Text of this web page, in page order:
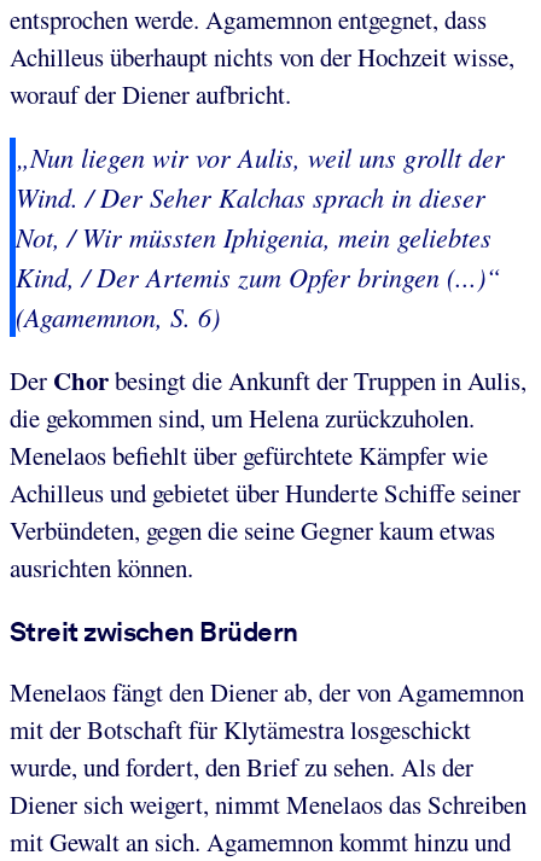
entsprochen werde. Agamemnon entgegnet, dass
Achilleus überhaupt nichts von der Hochzeit wisse,
worauf der Diener aufbricht.
„Nun liegen wir vor Aulis, weil uns grollt der
Wind. / Der Seher Kalchas sprach in dieser
Not, / Wir müssten Iphigenia, mein geliebtes
Kind, / Der Artemis zum Opfer bringen (...)“
(Agamemnon, S. 6)
Der Chorbesingt die Ankunft der Truppen in Aulis,
die gekommen sind, um Helena zurückzuholen.
Menelaos befiehlt über gefürchtete Kämpfer wie
Achilleus und gebietet über Hunderte Schiffe seiner
Verbündeten, gegen die seine Gegner kaum etwas
ausrichten können.
Streit zwischen Brüdern
Menelaos fängt den Diener ab, der von Agamemnon
mit der Botschaft für Klytämestra losgeschickt
wurde, und fordert, den Brief zu sehen. Als der
Diener sich weigert, nimmt Menelaos das Schreiben
mit Gewalt an sich. Agamemnon kommt hinzu und